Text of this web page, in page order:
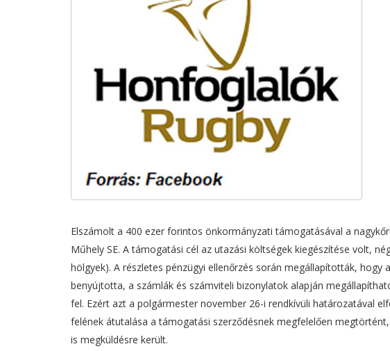
Elszámolt a 400 ezer forintos önkormányzati támogatásával a
Műhely SE. A támogatási cél az utazási költségek kiegészítése volt,
hölgyek). A részletes pénzügyi ellenőrzés során megállapították, hogy
benyújtotta, a számlák és számviteli bizonylatok alapján
fel. Ezért azt a polgármester november 26-i rendkívüli határozatával
felének átutalása a támogatási szerződésnek megfelelően
is megküldésre került.